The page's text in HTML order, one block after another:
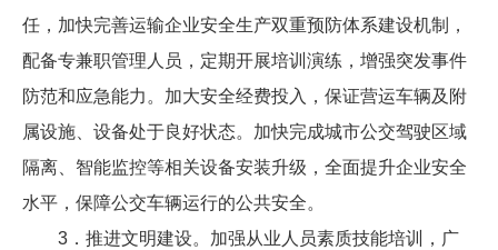
任，加快完善运输企业安全生产双重预防体系建设机制，
配备专兼职管理人员，定期开展培训演练，增强突发事件
防范和应急能力。加大安全经费投入，保证营运车辆及附
属设施、设备处于良好状态。加快完成城市公交驾驶区域
隔离、智能监控等相关设备安装升级，全面提升企业安全
水平，保障公交车辆运行的公共安全。
3．推进文明建设。加强从业人员素质技能培训，广